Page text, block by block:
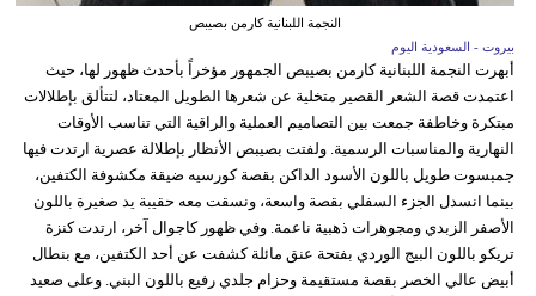
النجمة اللبنانية كارمن بصيبص
بيروت - السعودية اليوم
أبهرت النجمة اللبنانية كارمن بصيبص الجمهور مؤخراً بأحدث ظهور لها، حيث
اعتمدت قصة الشعر القصير متخلية عن شعرها الطويل المعتاد، لتتألق بإطلالات
مبتكرة وخاطفة جمعت بين التصاميم العملية والراقية التي تناسب الأوقات
النهارية والمناسبات الرسمية. ولفتت بصيبص الأنظار بإطلالة عصرية ارتدت فيها
جمبسوت طويل باللون الأسود الداكن بقصة كورسيه ضيقة مكشوفة الكتفين،
بينما انسدل الجزء السفلي بقصة واسعة، ونسقت معه حقيبة يد صغيرة باللون
الأصفر الزبدي ومجوهرات ذهبية ناعمة. وفي ظهور كاجوال آخر، ارتدت كنزة
تريكو باللون البيج الوردي بفتحة عنق مائلة كشفت عن أحد الكتفين، مع بنطال
أبيض عالي الخصر بقصة مستقيمة وحزام جلدي رفيع باللون البني. وعلى صعيد